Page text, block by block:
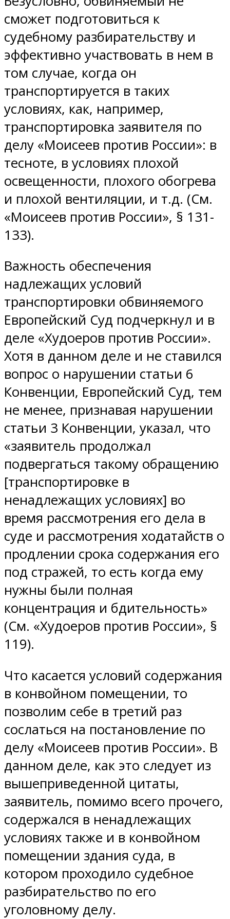
сможет подготовиться к
судебному разбирательству и
эффективно участвовать в нем в
том случае, когда он
транспортируется в таких
условиях, как, например,
транспортировка заявителя по
делу «Моисеев против России»: в
тесноте, в условиях плохой
освещенности, плохого обогрева
и плохой вентиляции, и т.д. (См.
«Моисеев против России», § 131-
133).
Важность обеспечения
надлежащих условий
транспортировки обвиняемого
Европейский Суд подчеркнул и в
деле «Худоеров против России».
Хотя в данном деле и не ставился
вопрос о нарушении статьи 6
Конвенции, Европейский Суд, тем
не менее, признавая нарушении
статьи 3 Конвенции, указал, что
«заявитель продолжал
подвергаться такому обращению
[транспортировке в
ненадлежащих условиях] во
время рассмотрения его дела в
суде и рассмотрения ходатайств о
продлении срока содержания его
под стражей, то есть когда ему
нужны были полная
концентрация и бдительность»
(См. «Худоеров против России», §
119).
Что касается условий содержания
в конвойном помещении, то
позволим себе в третий раз
сослаться на постановление по
делу «Моисеев против России». В
данном деле, как это следует из
вышеприведенной цитаты,
заявитель, помимо всего прочего,
содержался в ненадлежащих
условиях также и в конвойном
помещении здания суда, в
котором проходило судебное
разбирательство по его
уголовному делу.